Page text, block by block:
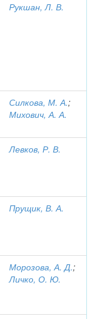
Рукшан, Л. В.
Силкова, М. А.;
Михович, А. А.
Левков, Р. В.
Прущик, В. А.
Морозова, А. Д.;
Личко, О. Ю.